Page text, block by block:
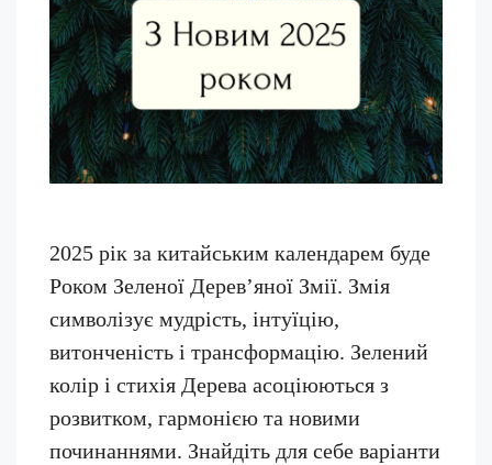
2025 рік за китайським календарем буде
Роком Зеленої Дерев’яної Змії. Змія
символізує мудрість, інтуїцію,
витонченість і трансформацію. Зелений
колір і стихія Дерева асоціюються з
розвитком, гармонією та новими
починаннями. Знайдіть для себе варіанти